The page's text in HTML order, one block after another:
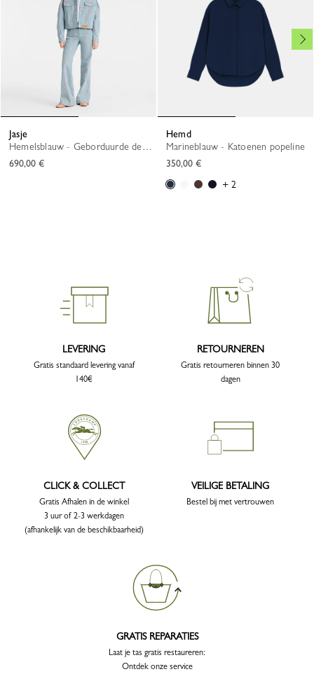
Jasje
Hemelsblauw - Geborduurde denim
690,00 €
Hemd
Marineblauw - Katoenen popeline
350,00 €
+ 2
LEVERING
Gratis standaard levering vanaf
140€
RETOURNEREN
Gratis retourneren binnen 30
dagen
CLICK & COLLECT
Gratis Afhalen in de winkel
3 uur of 2-3 werkdagen
(afhankelijk van de beschikbaarheid)
VEILIGE BETALING
Bestel bij met vertrouwen
GRATIS REPARATIES
Laat je tas gratis restaureren:
Ontdek onze service